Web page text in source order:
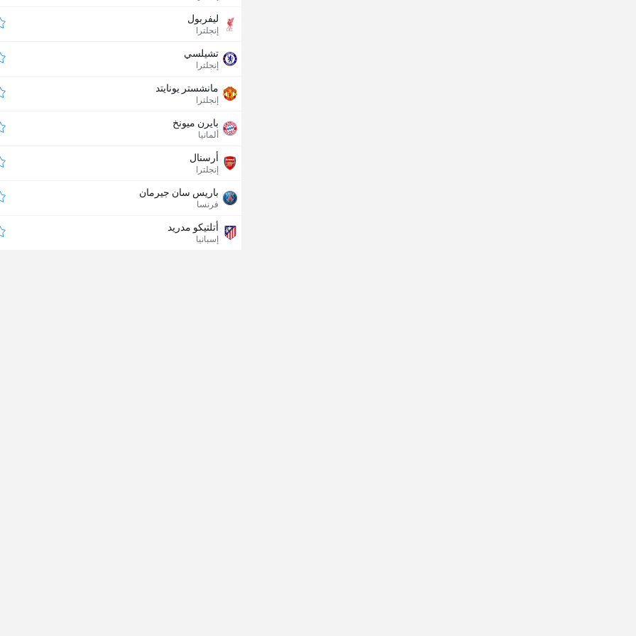
ليفربول
إنجلترا
تشيلسي
إنجلترا
مانشستر يونايتد
إنجلترا
بايرن ميونخ
ألمانيا
أرسنال
إنجلترا
باريس سان جيرمان
فرنسا
أتلتيكو مدريد
إسبانيا